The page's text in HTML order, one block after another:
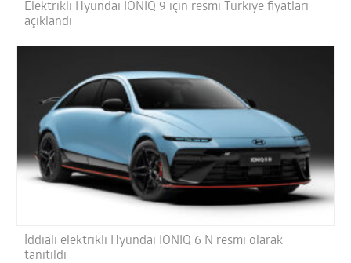
Elektrikli Hyundai IONIQ 9 için resmi Türkiye fiyatları
açıklandı
İddialı elektrikli Hyundai IONIQ 6 N resmi olarak
tanıtıldı